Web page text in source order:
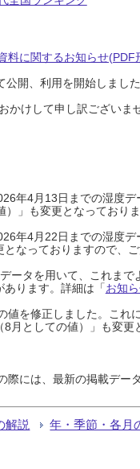
料に関するお知らせ(PDF
開、利用を開始しまし
かけして申し訳ございま
年4月13日までの湿度
」も変更となっており
年4月22日までの湿度
なっておりますので、
ータを用いて、これまで
ります。詳細は「お知
を修正しました。これ
月としての値）」も変
には、最新の掲載デー
解説 年・季節・各月